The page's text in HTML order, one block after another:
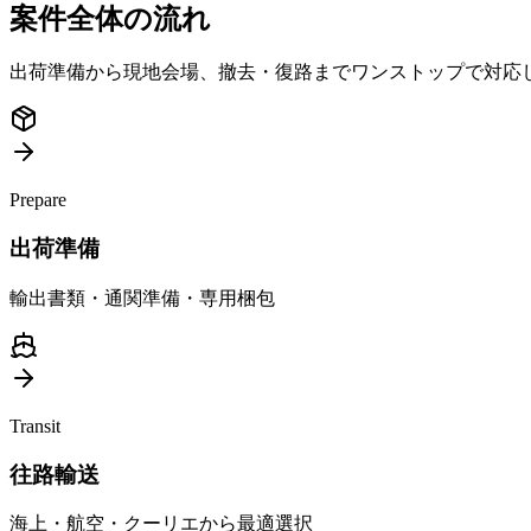
案件全体の流れ
出荷準備から現地会場、撤去・復路までワンストップで対応
Prepare
出荷準備
輸出書類・通関準備・専用梱包
Transit
往路輸送
海上・航空・クーリエから最適選択